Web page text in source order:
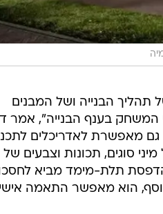
הבנייה ושל המבנים
המשחק בענף הבנייה", אמר
גם מאפשרת לאדריכלים
סוגים, תכונות וצבעים של
תלת-מימד מביא
בנוסף, הוא מאפשר התאמה